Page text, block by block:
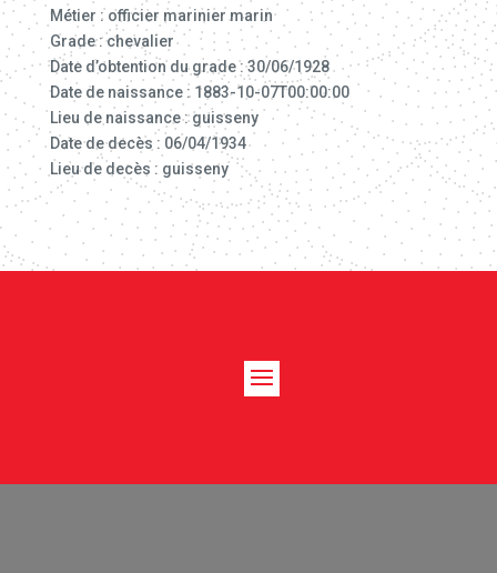
Métier : officier marinier marin
Grade : chevalier
Date d’obtention du grade : 30/06/1928
Date de naissance : 1883-10-07T00:00:00
Lieu de naissance : guisseny
Date de decès : 06/04/1934
Lieu de decès : guisseny